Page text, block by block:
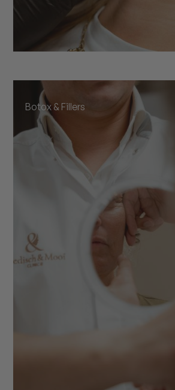
Botox & Fillers